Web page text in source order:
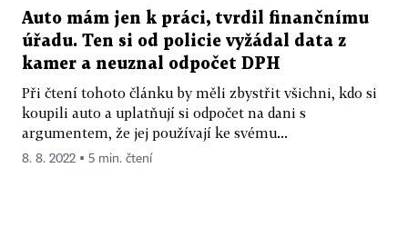
Auto mám jen k práci, tvrdil finančnímu
úřadu. Ten si od policie vyžádal data z
kamer a neuznal odpočet DPH
Při čtení tohoto článku by měli zbystřit všichni, kdo si
koupili auto a uplatňují si odpočet na dani s
argumentem, že jej používají ke svému...
8. 8. 2022 ▪ 5 min. čtení